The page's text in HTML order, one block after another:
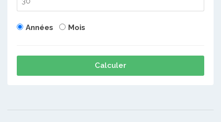
Années Mois
Calculer